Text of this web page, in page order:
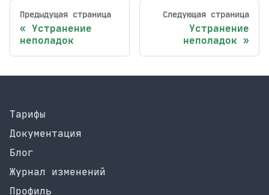
Предыдущая страница
Устранение
неполадок
Следующая страница
Устранение
неполадок
Тарифы
Документация
Блог
Журнал изменений
Профиль